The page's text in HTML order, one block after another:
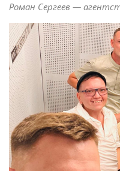
Роман Сергеев —